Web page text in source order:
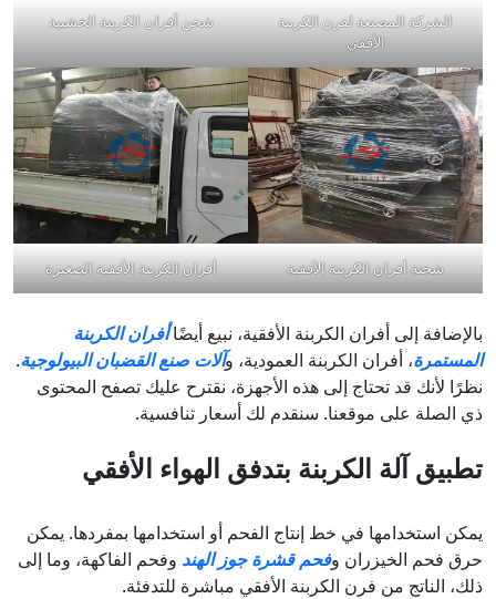
الشركة المصنعة لفرن الكربنة
الأفقي
شحن أفران الكربنة الخشبية
شحنة أفران الكربنة الأفقية أفران الكربنة الأفقية الصغيرة
بالإضافة إلى أفران الكربنة الأفقية، نبيع أيضًاأفران الكربنة
المستمرة، أفران الكربنة العمودية، وآلات صنع القضبان البيولوجية.
نظرًا لأنك قد تحتاج إلى هذه الأجهزة، نقترح عليك تصفح المحتوى
ذي الصلة على موقعنا. سنقدم لك أسعار تنافسية.
تطبيق آلة الكربنة بتدفق الهواء الأفقي
يمكن استخدامها في خط إنتاج الفحم أو استخدامها بمفردها. يمكن
حرق فحم الخيزران وفحم قشرة جوز الهند وفحم الفاكهة، وما إلى
ذلك، الناتج من فرن الكربنة الأفقي مباشرة للتدفئة.